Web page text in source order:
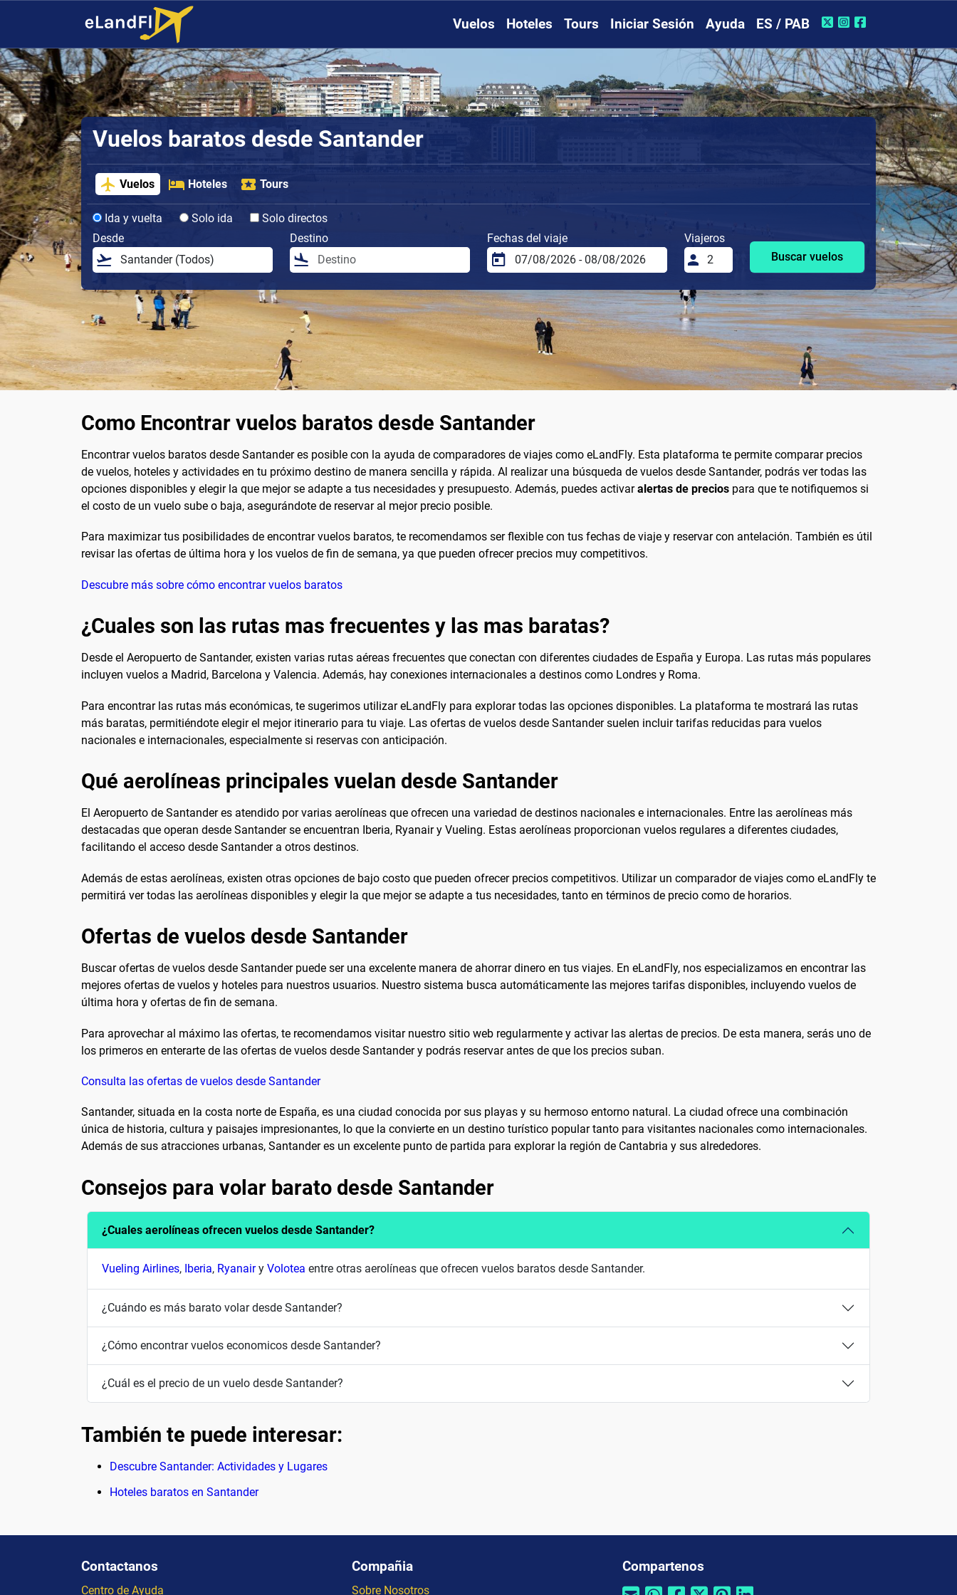
Vuelos Hoteles Tours Iniciar Sesión Ayuda ES / PAB
Vuelos baratos desde Santander
Vuelos Hoteles Tours
Ida y vuelta Solo ida
Solo directos
Desde
Destino Fechas del viaje
Viajeros
Buscar vuelos
Como Encontrar vuelos baratos desde Santander
Encontrar vuelos baratos desde Santander es posible con la ayuda de comparadores de viajes como eLandFly. Esta plataforma te permite comparar precios
de vuelos, hoteles y actividades en tu próximo destino de manera sencilla y rápida. Al realizar una búsqueda de vuelos desde Santander, podrás ver todas las
opciones disponibles y elegir la que mejor se adapte a tus necesidades y presupuesto. Además, puedes activaralertas de precios para que te notifiquemos si
el costo de un vuelo sube o baja, asegurándote de reservar al mejor precio posible.
Para maximizar tus posibilidades de encontrar vuelos baratos, te recomendamos ser flexible con tus fechas de viaje y reservar con antelación. También es útil
revisar las ofertas de última hora y los vuelos de fin de semana, ya que pueden ofrecer precios muy competitivos.
Descubre más sobre cómo encontrar vuelos baratos
¿Cuales son las rutas mas frecuentes y las mas baratas?
Desde el Aeropuerto de Santander, existen varias rutas aéreas frecuentes que conectan con diferentes ciudades de España y Europa. Las rutas más populares
incluyen vuelos a Madrid, Barcelona y Valencia. Además, hay conexiones internacionales a destinos como Londres y Roma.
Para encontrar las rutas más económicas, te sugerimos utilizar eLandFly para explorar todas las opciones disponibles. La plataforma te mostrará las rutas
más baratas, permitiéndote elegir el mejor itinerario para tu viaje. Las ofertas de vuelos desde Santander suelen incluir tarifas reducidas para vuelos
nacionales e internacionales, especialmente si reservas con anticipación.
Qué aerolíneas principales vuelan desde Santander
El Aeropuerto de Santander es atendido por varias aerolíneas que ofrecen una variedad de destinos nacionales e internacionales. Entre las aerolíneas más
destacadas que operan desde Santander se encuentran Iberia, Ryanair y Vueling. Estas aerolíneas proporcionan vuelos regulares a diferentes ciudades,
facilitando el acceso desde Santander a otros destinos.
Además de estas aerolíneas, existen otras opciones de bajo costo que pueden ofrecer precios competitivos. Utilizar un comparador de viajes como eLandFly te
permitirá ver todas las aerolíneas disponibles y elegir la que mejor se adapte a tus necesidades, tanto en términos de precio como de horarios.
Ofertas de vuelos desde Santander
Buscar ofertas de vuelos desde Santander puede ser una excelente manera de ahorrar dinero en tus viajes. En eLandFly, nos especializamos en encontrar las
mejores ofertas de vuelos y hoteles para nuestros usuarios. Nuestro sistema busca automáticamente las mejores tarifas disponibles, incluyendo vuelos de
última hora y ofertas de fin de semana.
Para aprovechar al máximo las ofertas, te recomendamos visitar nuestro sitio web regularmente y activar las alertas de precios. De esta manera, serás uno de
los primeros en enterarte de las ofertas de vuelos desde Santander y podrás reservar antes de que los precios suban.
Consulta las ofertas de vuelos desde Santander
Santander, situada en la costa norte de España, es una ciudad conocida por sus playas y su hermoso entorno natural. La ciudad ofrece una combinación
única de historia, cultura y paisajes impresionantes, lo que la convierte en un destino turístico popular tanto para visitantes nacionales como internacionales.
Además de sus atracciones urbanas, Santander es un excelente punto de partida para explorar la región de Cantabria y sus alrededores.
Consejos para volar barato desde Santander
¿Cuales aerolíneas ofrecen vuelos desde Santander?
Vueling Airlines, Iberia, Ryanairy Volotea entre otras aerolíneas que ofrecen vuelos baratos desde Santander.
¿Cuándo es más barato volar desde Santander?
¿Cómo encontrar vuelos economicos desde Santander?
¿Cuál es el precio de un vuelo desde Santander?
También te puede interesar:
Descubre Santander: Actividades y Lugares
Hoteles baratos en Santander
Contactanos
Centro de Ayuda
Compañia
Sobre Nosotros
Compartenos